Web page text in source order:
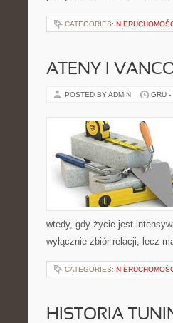
CATEGORIES:
ATENY I
POSTED BY ADMIN GRU -
wtedy, gdy życie jest
wyłącznie zbiór relacji, lecz
CATEGORIES:
HISTORIA